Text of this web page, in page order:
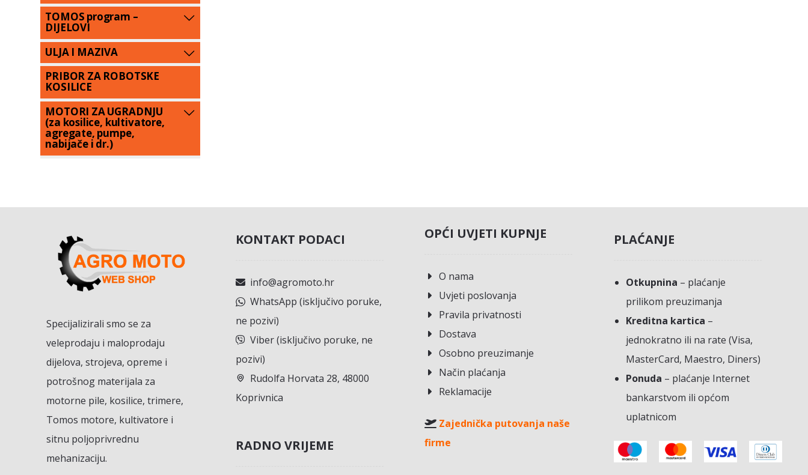
TOMOS program –
DIJELOVI
ULJA I MAZIVA
PRIBOR ZA ROBOTSKE
KOSILICE
MOTORI ZA UGRADNJU
(za kosilice, kultivatore,
agregate, pumpe,
nabijače i dr.)
Specijalizirali smo se za
veleprodaju i maloprodaju
dijelova, strojeva, opreme i
potrošnog materijala za
motorne pile, kosilice, trimere,
Tomos motore, kultivatore i
sitnu poljoprivrednu
mehanizaciju.
KONTAKT PODACI
info@agromoto.hr
WhatsApp (isključivo poruke,
ne pozivi)
Viber (isključivo poruke, ne
pozivi)
Rudolfa Horvata 28, 48000
Koprivnica
RADNO VRIJEME
OPĆI UVJETI KUPNJE
O nama
Uvjeti poslovanja
Pravila privatnosti
Dostava
Osobno preuzimanje
Način plaćanja
Reklamacije
Zajednička putovanja naše
firme
PLAĆANJE
Otkupnina – plaćanje
prilikom preuzimanja
Kreditna kartica –
jednokratno ili na rate (Visa,
MasterCard, Maestro, Diners)
Ponuda – plaćanje Internet
bankarstvom ili općom
uplatnicom